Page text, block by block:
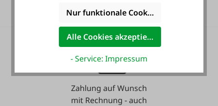
Zahlung auf Wunsch
mit Rechnung - auch
Nur funktionale Cookies akzeptieren
Alle Cookies akzeptieren
- Service: Impressum